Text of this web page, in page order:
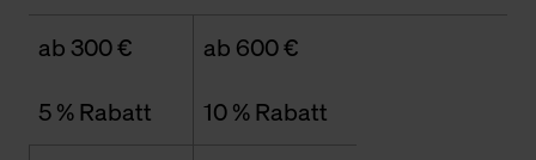
ab 300 €
5 % Rabatt
ab 600 €
10 % Rabatt